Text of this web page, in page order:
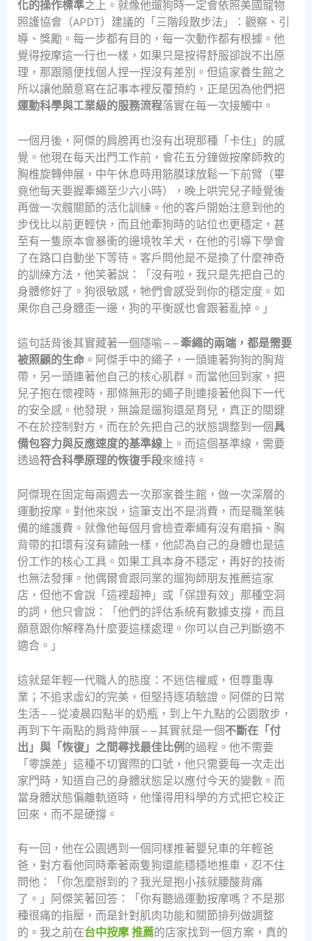
化的操作標準之上。就像他遛狗時一定會依照美國寵物
照護協會（APDT）建議的「三階段散步法」：觀察、引
導、獎勵。每一步都有目的，每一次動作都有根據。他
覺得按摩這一行也一樣，如果只是按得舒服卻說不出原
理，那跟隨便找個人捏一捏沒有差別。但這家養生館之
所以讓他願意寫在記事本裡反覆預約，正是因為他們把
運動科學與工業級的服務流程落實在每一次接觸中。
一個月後，阿傑的肩膀再也沒有出現那種「卡住」的感
覺。他現在每天出門工作前，會花五分鐘做按摩師教的
胸椎旋轉伸展，中午休息時用筋膜球放鬆一下前臂（畢
竟他每天要握牽繩至少六小時），晚上哄完兒子睡覺後
再做一次髖關節的活化訓練。他的客戶開始注意到他的
步伐比以前更輕快，而且他牽狗時的站位也更穩定，甚
至有一隻原本會暴衝的邊境牧羊犬，在他的引導下學會
了在路口自動坐下等待。客戶問他是不是換了什麼神奇
的訓練方法，他笑著說：「沒有啦，我只是先把自己的
身體修好了。狗很敏感，牠們會感受到你的穩定度。如
果你自己身體歪一邊，狗的平衡感也會跟著亂掉。」
這句話背後其實藏著一個隱喻——牽繩的兩端，都是需要
被照顧的生命。阿傑手中的繩子，一頭連著狗狗的胸背
帶，另一頭連著他自己的核心肌群。而當他回到家，把
兒子抱在懷裡時，那條無形的繩子則連接著他與下一代
的安全感。他發現，無論是遛狗還是育兒，真正的關鍵
不在於控制對方，而在於先把自己的狀態調整到一個具
備包容力與反應速度的基準線上。而這個基準線，需要
透過符合科學原理的恢復手段來維持。
阿傑現在固定每兩週去一次那家養生館，做一次深層的
運動按摩。對他來說，這筆支出不是消費，而是職業裝
備的維護費。就像他每個月會檢查牽繩有沒有磨損、胸
背帶的扣環有沒有鏽蝕一樣，他認為自己的身體也是這
份工作的核心工具。如果工具本身不穩定，再好的技術
也無法發揮。他偶爾會跟同業的遛狗師朋友推薦這家
店，但他不會說「這裡超神」或「保證有效」那種空洞
的詞，他只會說：「他們的評估系統有數據支撐，而且
願意跟你解釋為什麼要這樣處理。你可以自己判斷適不
適合。」
這就是年輕一代職人的態度：不迷信權威，但尊重專
業；不追求虛幻的完美，但堅持逐項驗證。阿傑的日常
生活——從凌晨四點半的奶瓶，到上午九點的公園散步，
再到下午兩點的肩背伸展——其實就是一個不斷在「付
出」與「恢復」之間尋找最佳比例 的過程。他不需要
「零誤差」這種不切實際的口號，他只需要每一次走出
家門時，知道自己的身體狀態足以應付今天的變數。而
當身體狀態偏離軌道時，他懂得用科學的方式把它校正
回來，而不是硬撐。
有一回，他在公園遇到一個同樣推著嬰兒車的年輕爸
爸，對方看他同時牽著兩隻狗還能穩穩地推車，忍不住
問他：「你怎麼辦到的？我光是抱小孩就腰酸背痛
了。」阿傑笑著回答：「你有聽過運動按摩嗎？不是那
種很痛的指壓，而是針對肌肉功能和關節排列做調整
的。我之前在台中按摩 推薦的店家找到一個方案，真的